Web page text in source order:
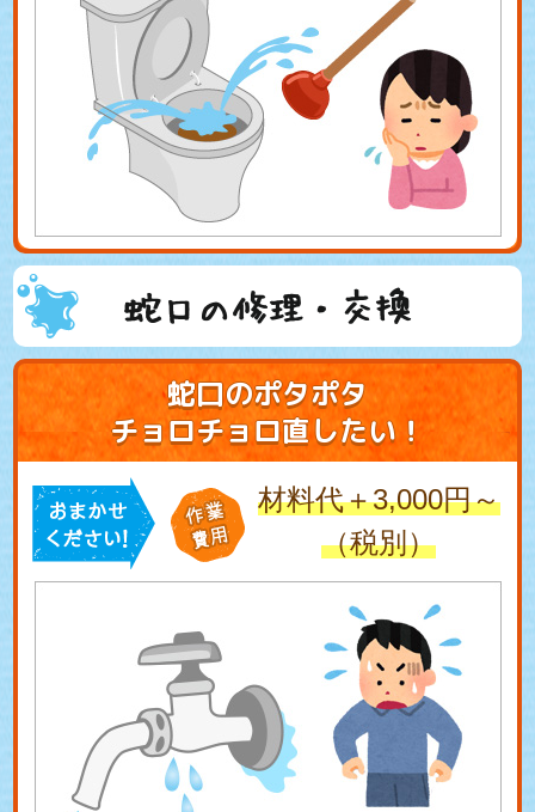
蛇口の修理・交換
蛇口のポタポタ
チョロチョロ直したい！
材料代＋3,000円～
（税別）